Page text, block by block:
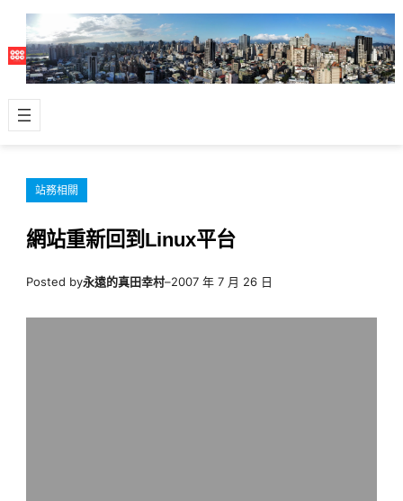
主
容
站務相關
網站重新回到Linux平台
Posted by永遠的真田幸村–2007 年 7 月 26 日